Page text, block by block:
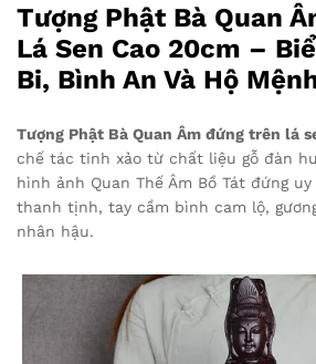
Tượng Phật Bà Quan
Lá Sen Cao 20cm –
Bi, Bình An Và Hộ
Tượng Phật Bà Quan Âm đứng trên lá
chế tác tinh xảo từ chất liệu gỗ đàn
hình ảnh Quan Thế Âm Bồ Tát đứng
thanh tịnh, tay cầm bình cam lộ,
nhân hậu.